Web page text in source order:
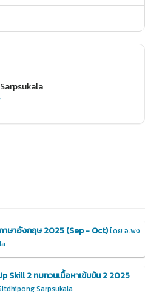
าษาอังกฤษ 2025 (Sep - Oct)โดย อ.พง
Skill 2 ทบทวนเนื้อหาเข้มข้น 2 2025
Sarpsukala